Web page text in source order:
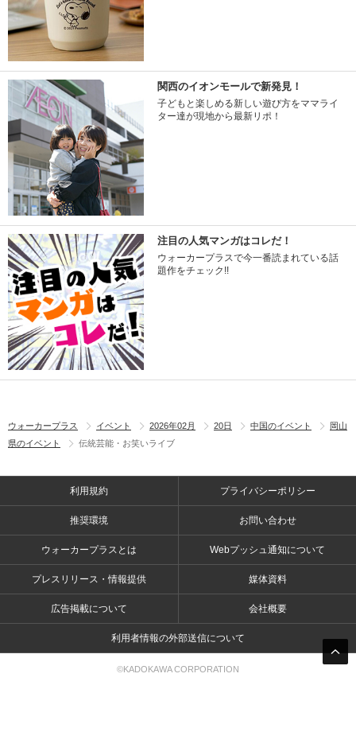
関西のイオンモールで新発見！
子どもと楽しめる新しい遊び方をママライ
ター達が現地から最新リポ！
注目の人気マンガはコレだ！
ウォーカープラスで今一番読まれている話
題作をチェック!!
ウォーカープラス イベント 2026年02月 20日 中国のイベント
岡山
県のイベント
伝統芸能・お笑いライブ
利用規約 プライバシーポリシー
推奨環境 お問い合わせ
ウォーカープラスとは Webプッシュ通知について
プレスリリース・情報提供 媒体資料
広告掲載について 会社概要
利用者情報の外部送信について
©KADOKAWA CORPORATION